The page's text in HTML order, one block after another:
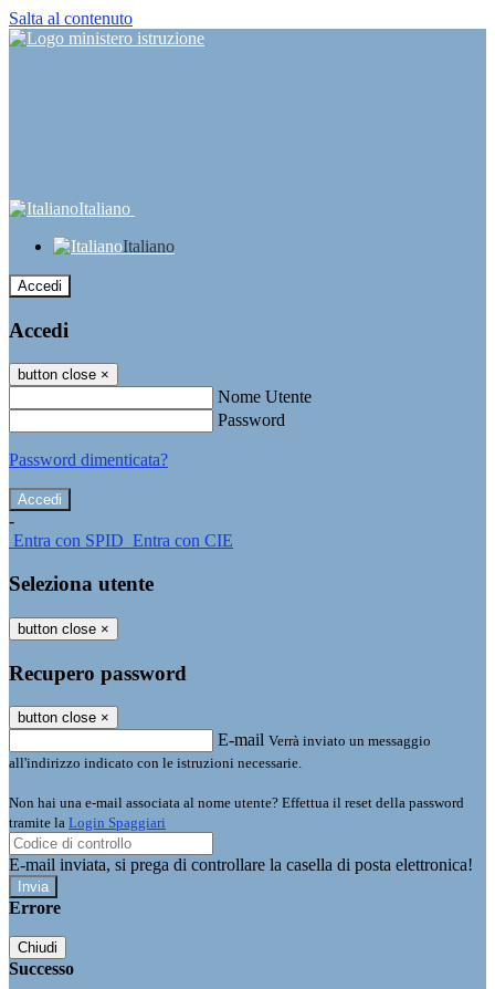
Salta al contenuto
Italiano
Italiano
Accedi
Accedi
button close ×
Nome Utente
Password
Password dimenticata?
-
Entra con SPID Entra con CIE
Seleziona utente
button close ×
Recupero password
button close ×
E-mail Verrà inviato un messaggio
all'indirizzo indicato con le istruzioni necessarie.
Non hai una e-mail associata al nome utente? Effettua il reset della password
tramite la Login Spaggiari
E-mail inviata, si prega di controllare la casella di posta elettronica!
Errore
Chiudi
Successo